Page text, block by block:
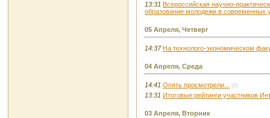
13:31 Всероссийская научно-
образование молодежи в современных
05 Апреля, Четверг
14:37 На технолого-экономическом
04 Апреля, Среда
14:41 Опять просмотрели... (0)
13:31 Итоговые рейтинги участников
03 Апреля, Вторник